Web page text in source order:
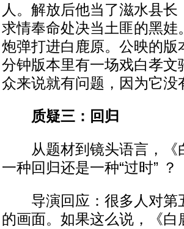
人。解放后他当了滋水县
求情奉命处决当土匪的黑
炮弹打进白鹿原。公映的
分钟版本里有一场戏白孝
众来说就有问题，因为它
质疑三：回归
从题材到镜头语言，《
一种回归还是一种“过时” ？
导演回应：很多人对第
的画面。如果这么说，《